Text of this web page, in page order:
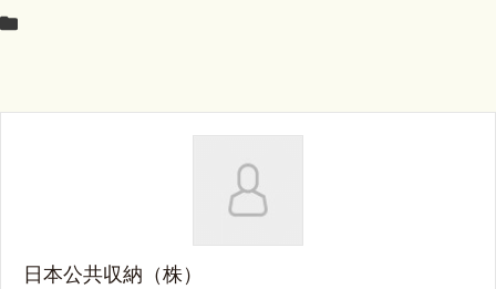
日本公共収納（株）